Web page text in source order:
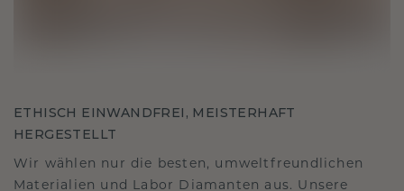
ETHISCH EINWANDFREI, MEISTERHAFT
HERGESTELLT
Wir wählen nur die besten, umweltfreundlichen
Materialien und Labor Diamanten aus. Unsere